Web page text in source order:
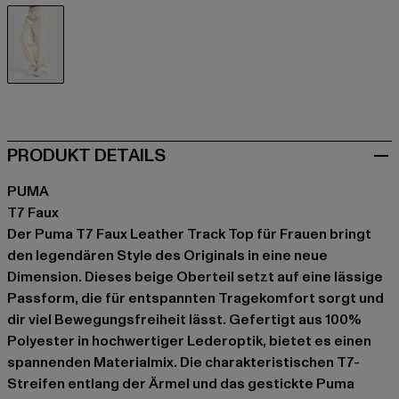
PRODUKT DETAILS
PUMA
T7 Faux
Der Puma T7 Faux Leather Track Top für Frauen bringt
den legendären Style des Originals in eine neue
Dimension. Dieses beige Oberteil setzt auf eine lässige
Passform, die für entspannten Tragekomfort sorgt und
dir viel Bewegungsfreiheit lässt. Gefertigt aus 100%
Polyester in hochwertiger Lederoptik, bietet es einen
spannenden Materialmix. Die charakteristischen T7-
Streifen entlang der Ärmel und das gestickte Puma